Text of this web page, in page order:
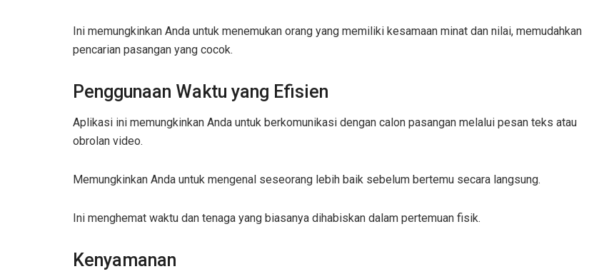
Ini memungkinkan Anda untuk menemukan orang yang memiliki kesamaan minat dan nilai, memudahkan
pencarian pasangan yang cocok.
Penggunaan Waktu yang Efisien
Aplikasi ini memungkinkan Anda untuk berkomunikasi dengan calon pasangan melalui pesan teks atau
obrolan video.
Memungkinkan Anda untuk mengenal seseorang lebih baik sebelum bertemu secara langsung.
Ini menghemat waktu dan tenaga yang biasanya dihabiskan dalam pertemuan fisik.
Kenyamanan